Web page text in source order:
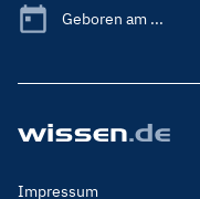
Geboren am ...
Footer
Impressum